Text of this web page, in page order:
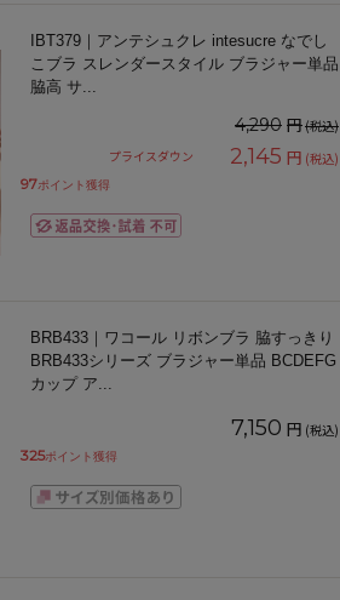
IBT379｜アンテシュクレ intesucre なでし
こブラ スレンダースタイル ブラジャー単品
脇高 サ...
4,290 円(税込)
プライスダウン
2,145 円 (税込)
97ポイント獲得
BRB433｜ワコール リボンブラ 脇すっきり
BRB433シリーズ ブラジャー単品 BCDEFG
カップ ア...
7,150 円 (税込)
325ポイント獲得